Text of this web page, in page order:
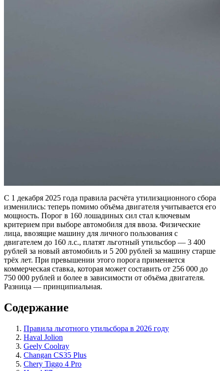
С 1 декабря 2025 года правила расчёта утилизационного сбора
изменились: теперь помимо объёма двигателя учитывается его
мощность. Порог в 160 лошадиных сил стал ключевым
критерием при выборе автомобиля для ввоза. Физические
лица, ввозящие машину для личного пользования с
двигателем до 160 л.с., платят льготный утильсбор — 3 400
рублей за новый автомобиль и 5 200 рублей за машину старше
трёх лет. При превышении этого порога применяется
коммерческая ставка, которая может составить от 256 000 до
750 000 рублей и более в зависимости от объёма двигателя.
Разница — принципиальная.
Содержание
Правила льготного утильсбора в 2026 году
Haval Jolion
Geely Coolray
Changan CS35 Plus
Chery Tiggo 4 Pro